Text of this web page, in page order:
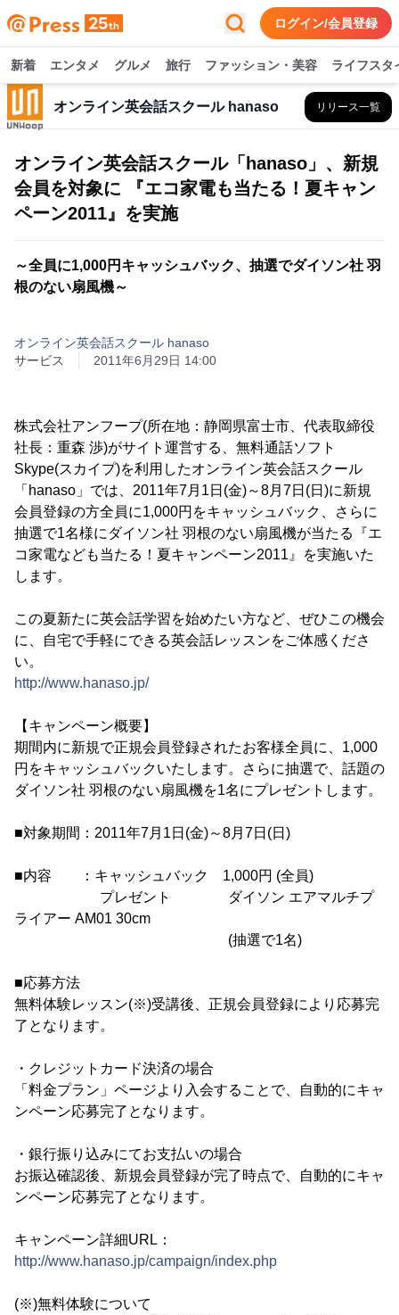
ログイン/会員登録
新着 エンタメ グルメ 旅行 ファッション・美容 ライフスタ
オンライン英会話スクール hanaso リリース一覧
オンライン英会話スクール「hanaso」、新規
会員を対象に 『エコ家電も当たる！夏キャン
ペーン2011』を実施
～全員に1,000円キャッシュバック、抽選でダイソン社 羽
根のない扇風機～
オンライン英会話スクール hanaso
サービス
2011年6月29日 14:00
株式会社アンフープ(所在地：静岡県富士市、代表取締役
社長：重森 渉)がサイト運営する、無料通話ソフト
Skype(スカイプ)を利用したオンライン英会話スクール
「hanaso」では、2011年7月1日(金)～8月7日(日)に新規
会員登録の方全員に1,000円をキャッシュバック、さらに
抽選で1名様にダイソン社 羽根のない扇風機が当たる『エ
コ家電なども当たる！夏キャンペーン2011』を実施いた
します。
この夏新たに英会話学習を始めたい方など、ぜひこの機会
に、自宅で手軽にできる英会話レッスンをご体感くださ
い。
http://www.hanaso.jp/
【キャンペーン概要】
期間内に新規で正規会員登録されたお客様全員に、1,000
円をキャッシュバックいたします。さらに抽選で、話題の
ダイソン社 羽根のない扇風機を1名にプレゼントします。
■対象期間：2011年7月1日(金)～8月7日(日)
■内容 ：キャッシュバック 1,000円 (全員)
プレゼント ダイソン エアマルチプ
ライアー AM01 30cm
(抽選で1名)
■応募方法
無料体験レッスン(※)受講後、正規会員登録により応募完
了となります。
・クレジットカード決済の場合
「料金プラン」ページより入会することで、自動的にキャ
ンペーン応募完了となります。
・銀行振り込みにてお支払いの場合
お振込確認後、新規会員登録が完了時点で、自動的にキャ
ンペーン応募完了となります。
キャンペーン詳細URL：
http://www.hanaso.jp/campaign/index.php
(※)無料体験について